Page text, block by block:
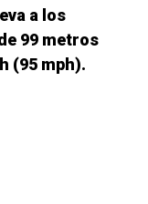
a los
99 metros
(95 mph).